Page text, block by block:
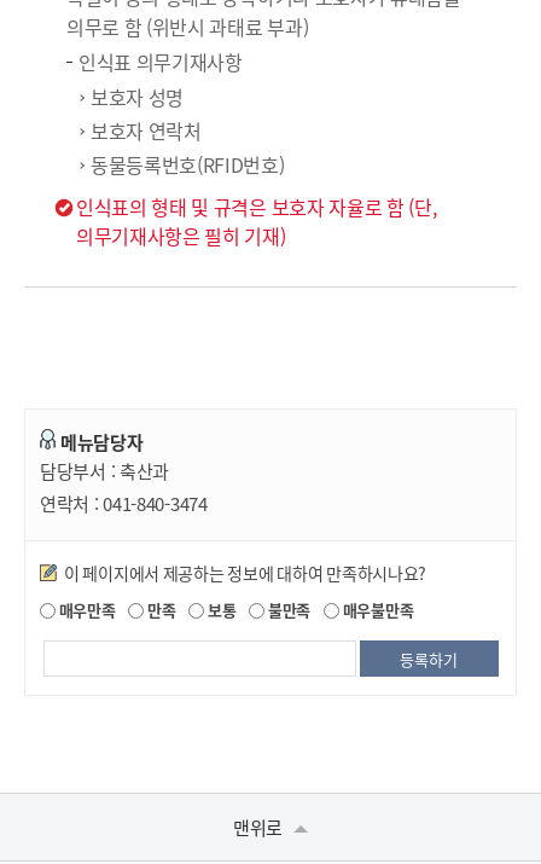
의무로 함 (위반시 과태료 부과)
인식표 의무기재사항
보호자 성명
보호자 연락처
동물등록번호(RFID번호)
인식표의 형태 및 규격은 보호자 자율로 함 (단,
의무기재사항은 필히 기재)
메뉴담당자
담당부서 :축산과
연락처 :041-840-3474
만족도조사
이 페이지에서 제공하는 정보에 대하여 만족하시나요?
매우만족 만족 보통 불만족 매우불만족
맨위로